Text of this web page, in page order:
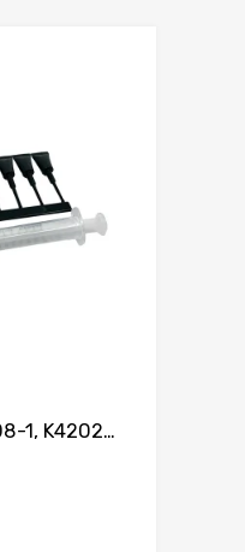
Resin sæt 1 ( K4208-1, K4202-2)